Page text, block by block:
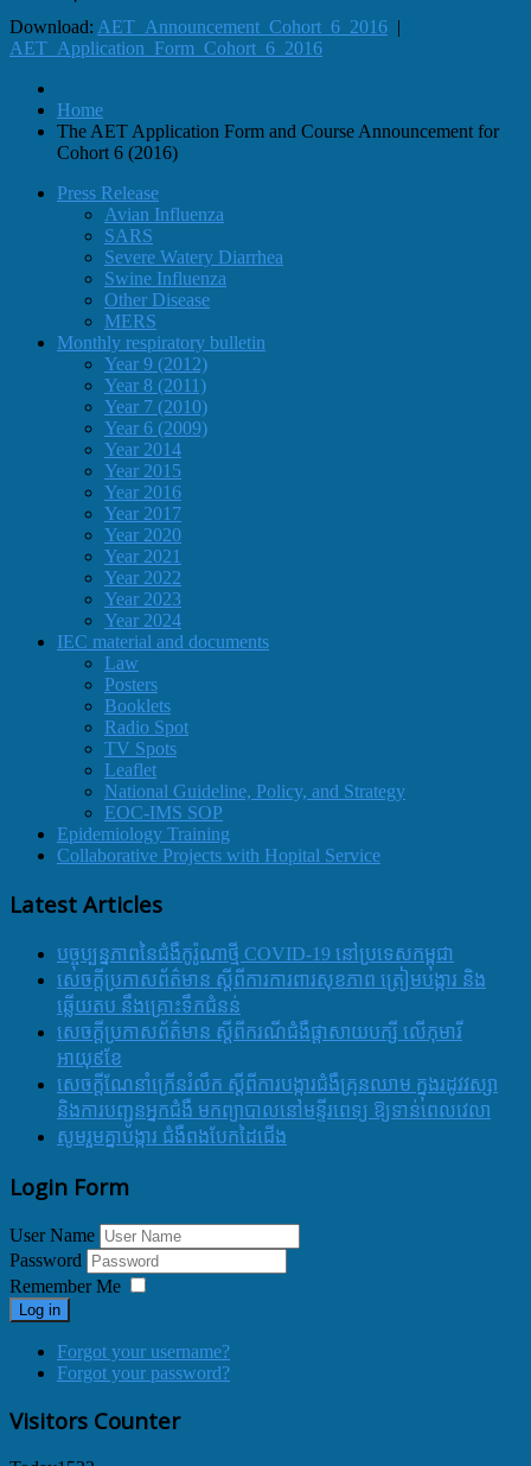
Download: AET_Announcement_Cohort_6_2016 |
AET_Application_Form_Cohort_6_2016
Home
The AET Application Form and Course Announcement for
Cohort 6 (2016)
Press Release
Avian Influenza
SARS
Severe Watery Diarrhea
Swine Influenza
Other Disease
MERS
Monthly respiratory bulletin
Year 9 (2012)
Year 8 (2011)
Year 7 (2010)
Year 6 (2009)
Year 2014
Year 2015
Year 2016
Year 2017
Year 2020
Year 2021
Year 2022
Year 2023
Year 2024
IEC material and documents
Law
Posters
Booklets
Radio Spot
TV Spots
Leaflet
National Guideline, Policy, and Strategy
EOC-IMS SOP
Epidemiology Training
Collaborative Projects with Hopital Service
Latest Articles
បច្ចុប្បន្នភាពនៃជំងឺកូរ៉ូណាថ្មី COVID-19 នៅប្រទេសកម្ពុជា
សេចក្តីប្រកាសព័ត៌មាន ស្តីពីការការពារសុខភាព ត្រៀមបង្ការ និង
ឆ្លើយតប នឹងគ្រោះទឹកជំនន់
សេចក្តីប្រកាសព័ត៌មាន ស្តីពីករណីជំងឺផ្តាសាយបក្សី លើកុមារី
អាយុ៩ខែ
សេចក្ដីណែនាំក្រើនរំលឹក ស្ដីពីការបង្ការជំងឺគ្រុនឈាម ក្នុងរដូវវស្សា
និងការបញ្ជូនអ្នកជំងឺ មកព្យាបាលនៅមន្ទីរពេទ្យ ឱ្យទាន់ពេលវេលា
សូមរួមគ្នាបង្ការ ជំងឺពងបែកដៃជើង
Login Form
User Name
Password
Remember Me
Log in
Forgot your username?
Forgot your password?
Visitors Counter